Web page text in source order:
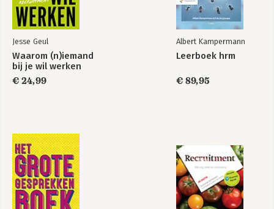
Jesse Geul
Waarom (n)iemand
bij je wil werken
€ 24,99
Albert Kampermann
Leerboek hrm
€ 89,95